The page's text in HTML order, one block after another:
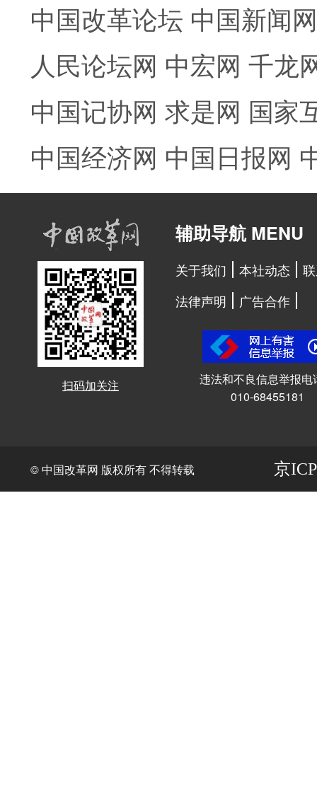
中国改革论坛 中国新闻网
人民论坛网 中宏网 千龙
中国记协网 求是网 国家
中国经济网 中国日报网
扫码加关注
辅助导航 MENU
关于我们 本社动态
法律声明
广告合作
违法和不良信息举报电
010-68455181
© 中国改革网 版权所有 不得转载 京